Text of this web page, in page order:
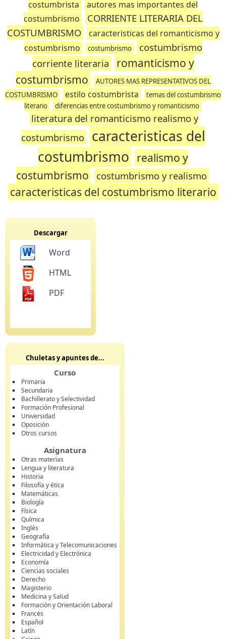
costumbrista
autores mas importantes del
costumbrismo
CORRIENTE LITERARIA DEL
COSTUMBRISMO
caracteristicas del romanticismo y
costumbrismo
costumbrismo
costumbrismo
corriente literaria
romanticismo y
costumbrismo
AUTORES MAS REPRESENTATIVOS DEL
COSTUMBRISMO
estilo costumbrista
temas del costumbrismo
literario
diferencias entre costumbrismo y romanticismo
literatura del romanticismo realismo y
costumbrismo
caracteristicas del
costumbrismo realismo y
costumbrismo
costumbrismo y realismo
caracteristicas del costumbrismo literario
Descargar
Word
HTML
PDF
Chuletas y apuntes de...
Curso
Primaria
Secundaria
Bachillerato y Selectividad
Formación Profesional
Universidad
Oposición
Otros cursos
Asignatura
Otras materias
Lengua y literatura
Historia
Filosofía y ética
Matemáticas
Biología
Física
Química
Inglés
Geografía
Informática y Telecomunicaciones
Electricidad y Electrónica
Economía
Ciencias sociales
Derecho
Magisterio
Medicina y Salud
Formación y Orientación Laboral
Francés
Español
Latín